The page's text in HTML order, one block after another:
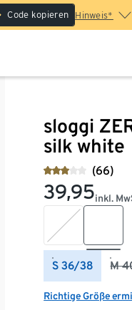
Code kopieren Hinweis*
sloggi
silk white
(66)
39,95inkl.
S 36/38 M
Richtige Größe